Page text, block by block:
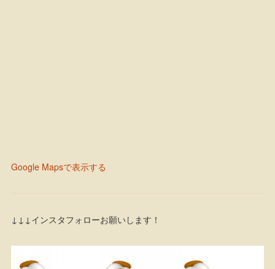
Google Mapsで表示する
↓↓↓インスタフォローお願いします！